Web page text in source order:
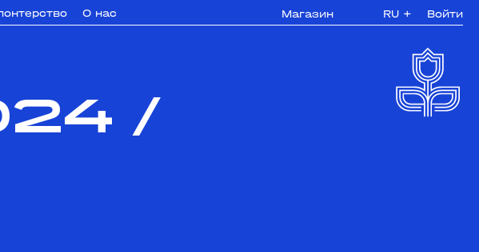
О нас Магазин RU + Войти
/